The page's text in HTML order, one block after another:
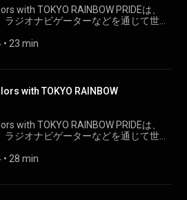
with TOKYO RAINBOW PRIDEは、
ラジオナビゲーターなどを通じて世
）
• 23 min
with TOKYO RAINBOW
with TOKYO RAINBOW PRIDEは、
ラジオナビゲーターなどを通じて世
）
• 28 min